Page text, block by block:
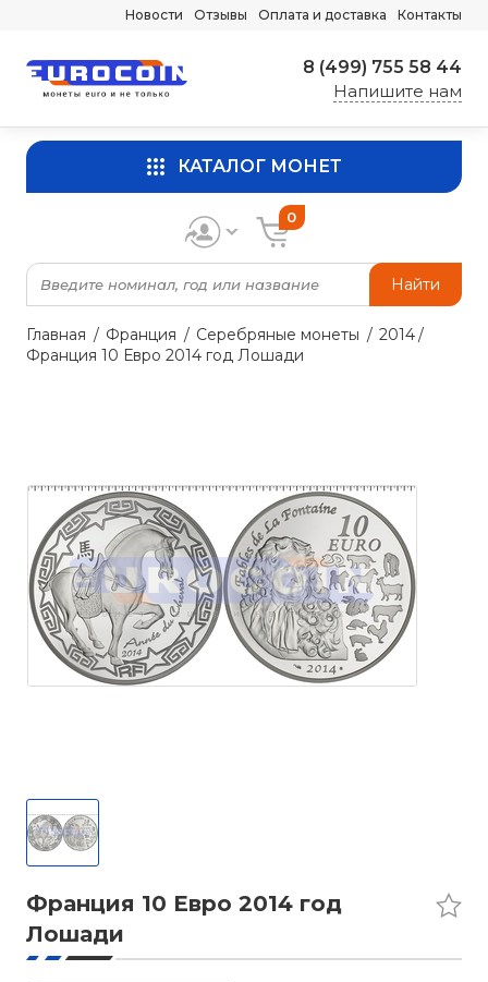
Новости Отзывы Оплата и доставка Контакты
8 (499) 755 58 44
Напишите нам
КАТАЛОГ МОНЕТ
Найти
0
Главная Франция Серебряные монеты
2014
Франция 10 Евро 2014 год Лошади
Франция 10 Евро 2014 год
Лошади